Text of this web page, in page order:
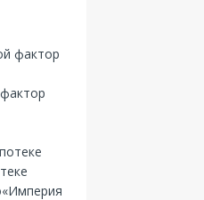
«Империя